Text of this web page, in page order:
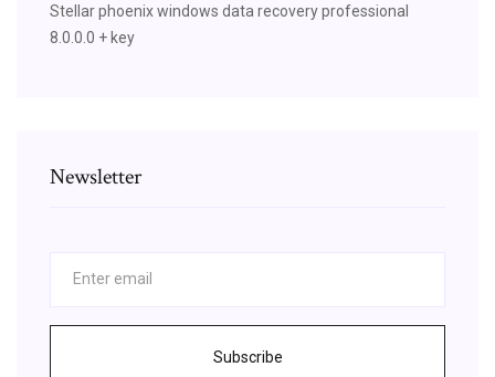
Stellar phoenix windows data recovery professional
8.0.0.0 + key
Newsletter
Subscribe